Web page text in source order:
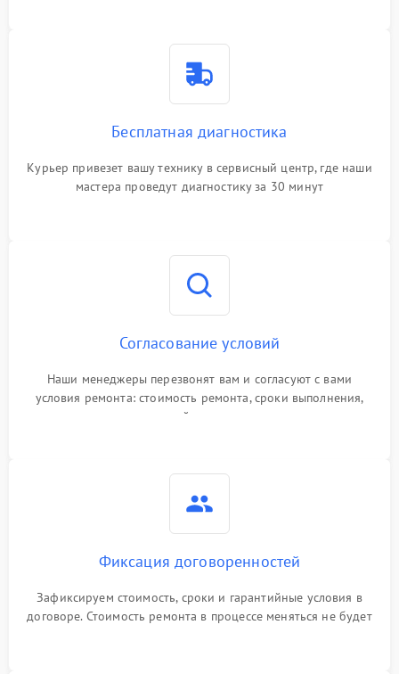
Бесплатная диагностика
Курьер привезет вашу технику в сервисный центр, где наши
мастера проведут диагностику за 30 минут
Согласование условий
Наши менеджеры перезвонят вам и согласуют с вами
условия ремонта: стоимость ремонта, сроки выполнения,
гарантийные условия
Фиксация договоренностей
Зафиксируем стоимость, сроки и гарантийные условия в
договоре. Стоимость ремонта в процессе меняться не будет